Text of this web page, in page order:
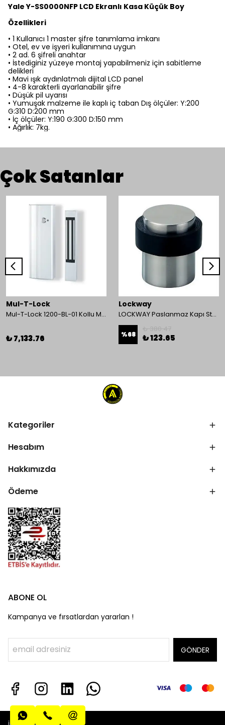
Yale Y-SS0000NFP LCD Ekranlı Kasa Küçük Boy
Özellikleri
• 1 Kullanıcı 1 master şifre tanımlama imkanı
• Otel, ev ve işyeri kullanımına uygun
• 2 ad. 6 şifreli anahtar
• İstediginiz yüzeye montaj yapabilmeniz için sabitleme
delikleri
• Mavi ışık aydınlatmalı dijital LCD panel
• 4-8 karakterli ayarlanabilir şifre
• Düşük pil uyarısı
• Yumuşak malzeme ile kaplı iç taban Dış ölçüler: Y:200
G:310 D:200 mm
• İç ölçüler: Y:190 G:300 D:150 mm
• Ağırlık: 7kg.
Çok Satanlar
Mul-T-Lock
Mul-T-Lock 1200-BL-01 Kollu Manyetik Kilit 272 kg 600 Lbs
₺ 7,133.76
Lockway
LOCKWAY Paslanmaz Kapı Stoperi
%68 ₺ 123.65
Kategoriler
Hesabım
Hakkımızda
Ödeme
ABONE OL
Kampanya ve fırsatlardan yararlan !
GÖNDER
info@algatecguv.com